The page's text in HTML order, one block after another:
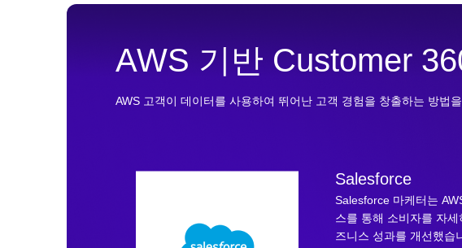
AWS 기반 Customer
AWS 고객이 데이터를 사용하여 뛰어난 고객 경험을 창출하는 방법을
Salesforce
Salesforce 마케터는
스를 통해 소비자를 자세
즈니스 성과를 개선했습